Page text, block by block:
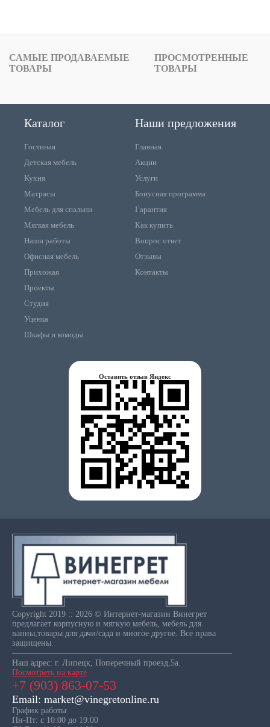
САМЫЕ ПРОДАВАЕМЫЕ
ТОВАРЫ
ПРОСМОТРЕННЫЕ
ТОВАРЫ
Каталог
Гостиная
Детская мебель
Кухня
Матрасы
Мебель для спальни
Мягкая мебель
Наши работы
Офисная мебель
Прихожая
Проекты
Студия
Уценка
Шкафы и комоды
Наши предложения
Главная
Акции
Услуги
Бонусная программа
Гарантия
Как купить
Вопрос ответ
Отзывы
Контакты
Оставить отзыв Яндекс
Copyright 2019 :: 2026 © Интернет-магазин Винегрет
предлагает корпусную и мягкую мебель, мебель для
ванны,товары для дачи/сада и многое другое. Все права
защищены.
Наш адрес: г. Липецк, Поперечный проезд,5а.
Посмотреть на карте
+7 (903) 863-07-53
Email: market@vinegretonline.ru
График работы
Пн-Пт: с 10:00 до 19:00